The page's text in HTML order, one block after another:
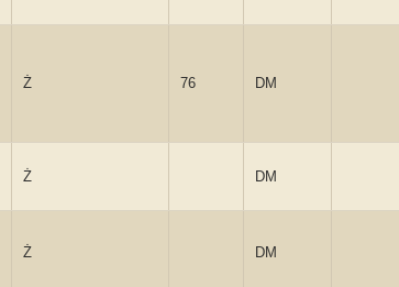
Ż 76 DM
Ż DM
Ż DM